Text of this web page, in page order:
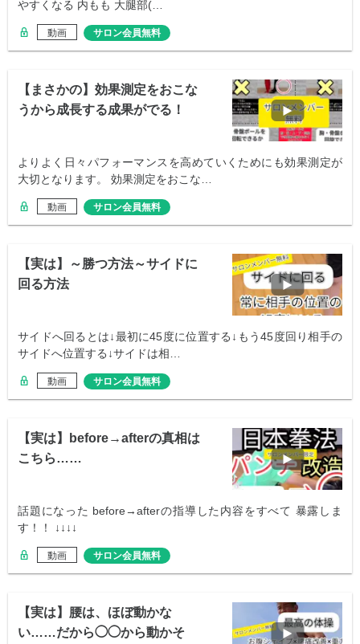
やすくなる 内もも 大腿部(…
動画 サロン会員無料
【まさかの】効果測定をおこな
うから成長する成果がでる！
よりよく日々パフォーマンスを高めていくためにも効果測定が
大切となります。 効果測定をおこな…
動画 サロン会員無料
【実は】～勝つ方法～サイドに
回る方法
サイドへ回るとは↓最初に45度に位置する↓もう45度回り相手の
サイドへ位置する↓サイドは相…
動画 サロン会員無料
【実は】before→afterの真相は
こちら……
話題になった before→afterの指導した内容をすべて 暴露しま
す！！ ↓↓↓↓
動画 サロン会員無料
【実は】腰は、ほぼ動かな
い……だから◯◯から動かそ